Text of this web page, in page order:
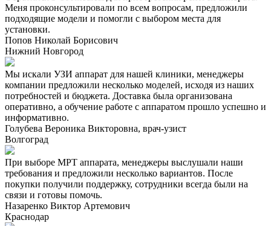
Меня проконсультировали по всем вопросам, предложили
подходящие модели и помогли с выбором места для
установки.
Попов Николай Борисович
Нижний Новгород
Мы искали УЗИ аппарат для нашей клиники, менеджеры
компании предложили несколько моделей, исходя из наших
потребностей и бюджета. Доставка была организована
оперативно, а обучение работе с аппаратом прошло успешно и
информативно.
Голубева Вероника Викторовна, врач-узист
Волгоград
При выборе МРТ аппарата, менеджеры выслушали наши
требования и предложили несколько вариантов. После
покупки получили поддержку, сотрудники всегда были на
связи и готовы помочь.
Назаренко Виктор Артемович
Краснодар